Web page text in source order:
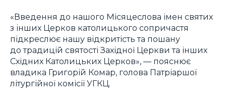
«Введення до нашого Місяцеслова імен святих
з інших Церков католицького сопричастя
підкреслює нашу відкритість та пошану
до традицій святості Західної Церкви та інших
Східних Католицьких Церков», — пояснює
владика Григорій Комар, голова Патріаршої
літургійної комісії УГКЦ.